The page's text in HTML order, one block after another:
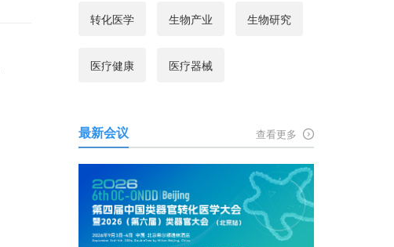
转化医学 生物产业 生物研究
医疗健康 医疗器械
最新会议 查看更多